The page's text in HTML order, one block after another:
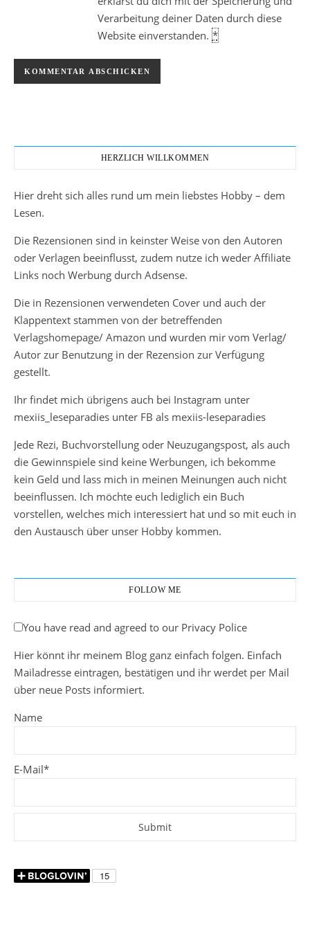
Verarbeitung deiner Daten durch diese
Website einverstanden. *
HERZLICH WILLKOMMEN
Hier dreht sich alles rund um mein liebstes Hobby – dem
Lesen.
Die Rezensionen sind in keinster Weise von den Autoren
oder Verlagen beeinflusst, zudem nutze ich weder Affiliate
Links noch Werbung durch Adsense.
Die in Rezensionen verwendeten Cover und auch der
Klappentext stammen von der betreffenden
Verlagshomepage/ Amazon und wurden mir vom Verlag/
Autor zur Benutzung in der Rezension zur Verfügung
gestellt.
Ihr findet mich übrigens auch bei Instagram unter
mexiis_leseparadies unter FB als mexiis-leseparadies
Jede Rezi, Buchvorstellung oder Neuzugangspost, als auch
die Gewinnspiele sind keine Werbungen, ich bekomme
kein Geld und lass mich in meinen Meinungen auch nicht
beeinflussen. Ich möchte euch lediglich ein Buch
vorstellen, welches mich interessiert hat und so mit euch in
den Austausch über unser Hobby kommen.
FOLLOW ME
You have read and agreed to our Privacy Police
Hier könnt ihr meinem Blog ganz einfach folgen. Einfach
Mailadresse eintragen, bestätigen und ihr werdet per Mail
über neue Posts informiert.
Name
E-Mail*